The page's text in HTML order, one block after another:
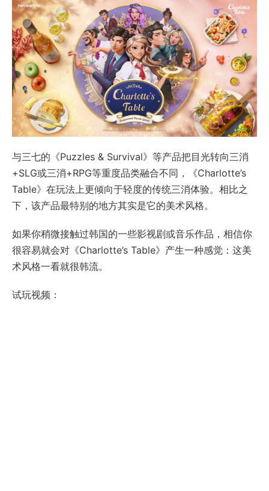
与三七的《Puzzles & Survival》等产品把目光转向三消
+SLG或三消+RPG等重度品类融合不同，《Charlotte’s
Table》在玩法上更倾向于轻度的传统三消体验。相比之
下，该产品最特别的地方其实是它的美术风格。
如果你稍微接触过韩国的一些影视剧或音乐作品，相信你
很容易就会对《Charlotte’s Table》产生一种感觉：这美
术风格一看就很韩流。
试玩视频：